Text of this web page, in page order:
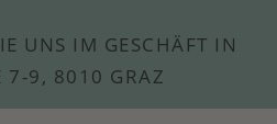
UNS IM GESCHÄFT IN
7-9, 8010 GRAZ